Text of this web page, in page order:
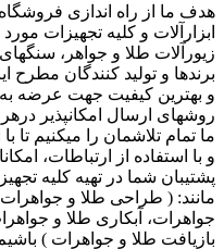
هدف ما از راه اندازی فروشگاه
ابزارآلات و کلیه تجهیزات
زیورآلات طلا و جواهر،
برندها و تولید کنندگان
و بهترین کیفیت جهت عرضه به
روشهای ارسال امکانپذیر
ما تمام تلاشمان را میکنیم تا
و با استفاده از ارتباطات،
پشتیبان شما در تهیه کلیه
مانند: ( طراحی طلا و
جواهرات، آبکاری طلا و
بازیافت طلا و جواهرات )